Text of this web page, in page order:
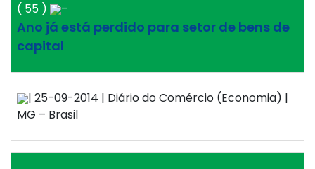
( 55 ) –
Ano já está perdido para setor de bens de
capital
| 25-09-2014 | Diário do Comércio (Economia) |
MG – Brasil